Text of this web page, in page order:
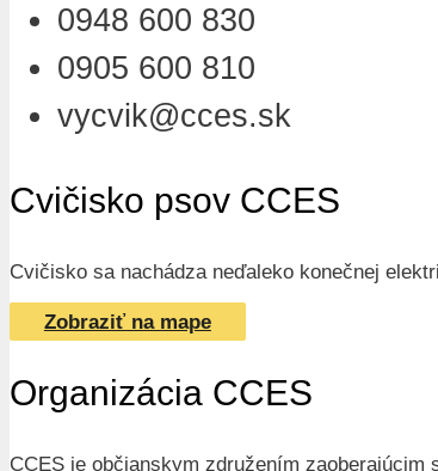
0948 600 830
0905 600 810
vycvik@cces.sk
Cvičisko psov CCES
Cvičisko sa nachádza neďaleko konečnej
Zobraziť na mape
Organizácia CCES
CCES je občianskym združením